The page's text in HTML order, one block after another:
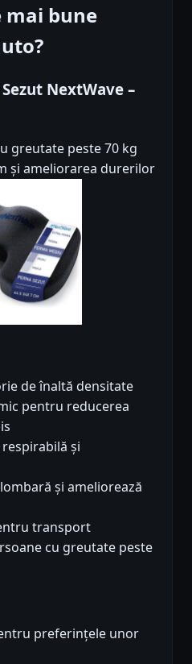
mai bune
NextWave –
greutate peste 70 kg
și ameliorarea durerilor
de înaltă densitate
pentru reducerea
și
și ameliorează
transport
cu greutate peste
preferințele unor